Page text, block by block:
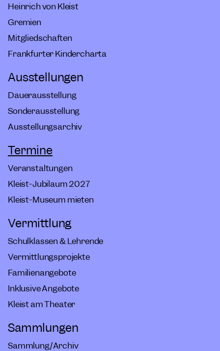
Heinrich von Kleist
Gremien
Mitgliedschaften
Frankfurter Kindercharta
Ausstellungen
Dauerausstellung
Sonderausstellung
Ausstellungsarchiv
Termine
Veranstaltungen
Kleist-Jubiläum 2027
Kleist-Museum mieten
Vermittlung
Schulklassen & Lehrende
Vermittlungsprojekte
Familienangebote
Inklusive Angebote
Kleist am Theater
Sammlungen
Sammlung/Archiv